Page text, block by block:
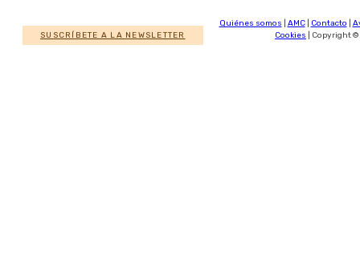
SUSCRÍBETE A LA NEWSLETTER
Quiénes somos AMC| Contacto
Cookies | Copyright